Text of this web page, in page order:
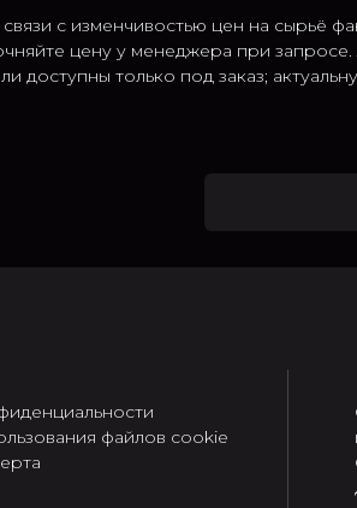
с изменчивостью цен на сырьё
цену у менеджера при
доступны только под заказ;
файлов cookie